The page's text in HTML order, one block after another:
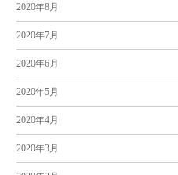
2020年8月
2020年7月
2020年6月
2020年5月
2020年4月
2020年3月